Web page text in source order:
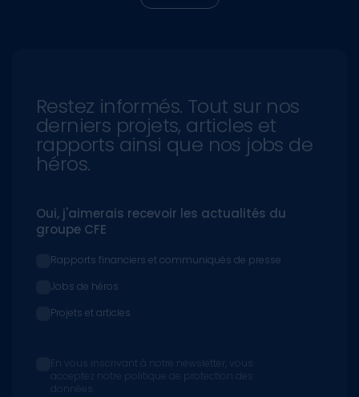
Restez informés. Tout sur nos
derniers projets, articles et
rapports ainsi que nos jobs de
héros.
Oui, j'aimerais recevoir les actualités du
groupe CFE
Rapports financiers et communiqués de presse
Jobs de héros
Projets et articles
En vous inscrivant à notre newsletter, vous
acceptez notre politique de protection des
données.